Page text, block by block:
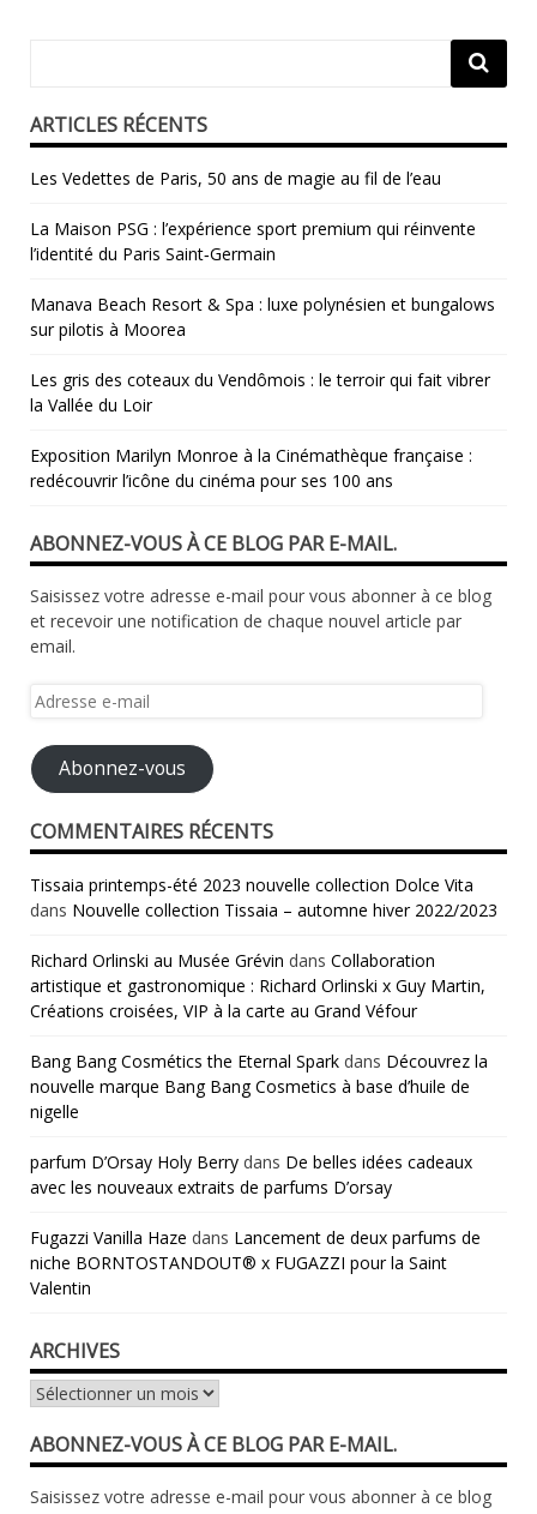
ARTICLES RÉCENTS
Les Vedettes de Paris, 50 ans de magie au fil de l’eau
La Maison PSG : l’expérience sport premium qui réinvente
l’identité du Paris Saint‑Germain
Manava Beach Resort & Spa : luxe polynésien et bungalows
sur pilotis à Moorea
Les gris des coteaux du Vendômois : le terroir qui fait vibrer
la Vallée du Loir
​Exposition Marilyn Monroe à la Cinémathèque française :
redécouvrir l’icône du cinéma pour ses 100 ans
ABONNEZ-VOUS À CE BLOG PAR E-MAIL.
Saisissez votre adresse e-mail pour vous abonner à ce blog
et recevoir une notification de chaque nouvel article par
email.
Adresse
mail
Abonnez-vous
COMMENTAIRES RÉCENTS
Tissaia printemps-été 2023 nouvelle collection Dolce Vita
dans Nouvelle collection Tissaia – automne hiver 2022/2023
Richard Orlinski au Musée Grévin dans Collaboration
artistique et gastronomique : Richard Orlinski x Guy Martin,
Créations croisées, VIP à la carte au Grand Véfour
Bang Bang Cosmétics the Eternal Spark dans Découvrez la
nouvelle marque Bang Bang Cosmetics à base d’huile de
nigelle
parfum D’Orsay Holy Berry dans De belles idées cadeaux
avec les nouveaux extraits de parfums D’orsay
Fugazzi Vanilla Haze dans Lancement de deux parfums de
niche BORNTOSTANDOUT® x FUGAZZI pour la Saint
Valentin
ARCHIVES
Archives
ABONNEZ-VOUS À CE BLOG PAR E-MAIL.
Saisissez votre adresse e-mail pour vous abonner à ce blog